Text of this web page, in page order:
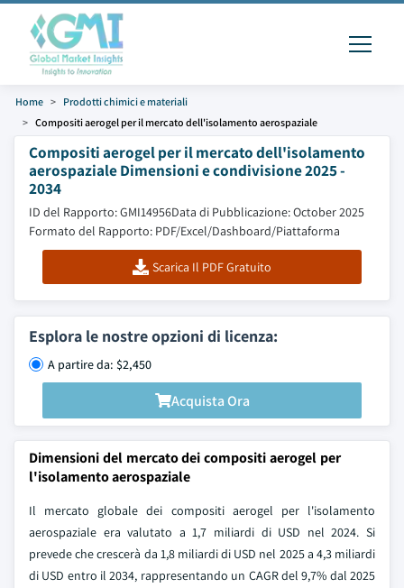
Home
Prodotti chimici e materiali
Compositi aerogel per il mercato dell'isolamento aerospaziale
Compositi aerogel per il mercato dell'isolamento
aerospaziale Dimensioni e condivisione 2025 -
2034
ID del Rapporto: GMI14956Data di Pubblicazione: October 2025
Formato del Rapporto: PDF/Excel/Dashboard/Piattaforma
Scarica Il PDF Gratuito
Esplora le nostre opzioni di licenza:
A partire da: $2,450
Acquista Ora
Dimensioni del mercato dei compositi aerogel per
l'isolamento aerospaziale
Il mercato globale dei compositi aerogel per l'isolamento
aerospaziale era valutato a 1,7 miliardi di USD nel 2024. Si
prevede che crescerà da 1,8 miliardi di USD nel 2025 a 4,3 miliardi
di USD entro il 2034, rappresentando un CAGR del 9,7% dal 2025